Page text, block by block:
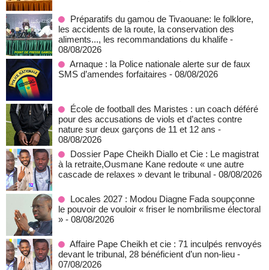
Préparatifs du gamou de Tivaouane: le folklore,
les accidents de la route, la conservation des
aliments..., les recommandations du khalife -
08/08/2026
Arnaque : la Police nationale alerte sur de faux
SMS d’amendes forfaitaires - 08/08/2026
École de football des Maristes : un coach déféré
pour des accusations de viols et d’actes contre
nature sur deux garçons de 11 et 12 ans -
08/08/2026
Dossier Pape Cheikh Diallo et Cie : Le magistrat
à la retraite,Ousmane Kane redoute « une autre
cascade de relaxes » devant le tribunal - 08/08/2026
Locales 2027 : Modou Diagne Fada soupçonne
le pouvoir de vouloir « friser le nombrilisme électoral
» - 08/08/2026
Affaire Pape Cheikh et cie : 71 inculpés renvoyés
devant le tribunal, 28 bénéficient d’un non-lieu -
07/08/2026